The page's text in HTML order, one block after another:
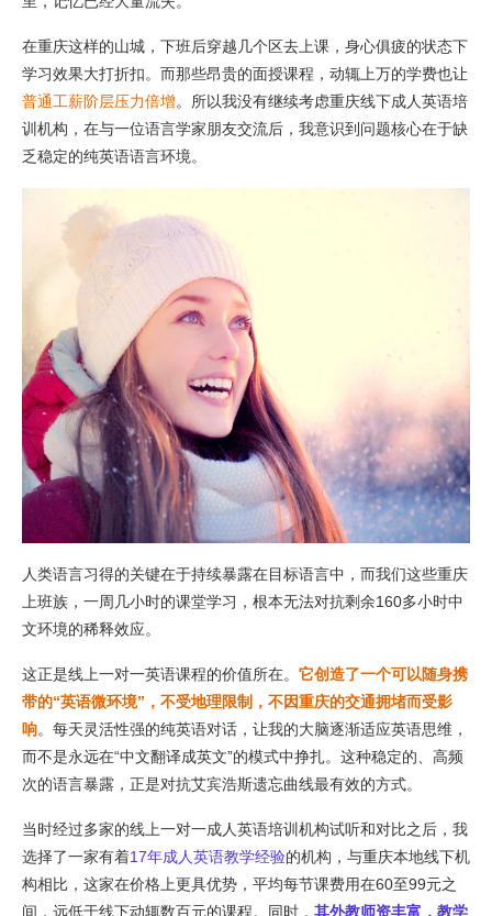
在重庆这样的山城，下班后穿越几个区去上课，身心俱疲的状态下
学习效果大打折扣。而那些昂贵的面授课程，动辄上万的学费也让
普通工薪阶层压力倍增。所以我没有继续考虑重庆线下成人英语培
训机构，在与一位语言学家朋友交流后，我意识到问题核心在于缺
乏稳定的纯英语语言环境。
人类语言习得的关键在于持续暴露在目标语言中，而我们这些重庆
上班族，一周几小时的课堂学习，根本无法对抗剩余160多小时中
文环境的稀释效应。
这正是线上一对一英语课程的价值所在。 它创造了一个可以随身携
带的“英语微环境”，不受地理限制，不因重庆的交通拥堵而受影
响。每天灵活性强的纯英语对话，让我的大脑逐渐适应英语思维，
而不是永远在“中文翻译成英文”的模式中挣扎。这种稳定的、高频
次的语言暴露，正是对抗艾宾浩斯遗忘曲线最有效的方式。
当时经过多家的线上一对一成人英语培训机构试听和对比之后，我
选择了一家有着17年成人英语教学经验的机构，与重庆本地线下机
构相比，这家在价格上更具优势，平均每节课费用在60至99元之
间，远低于线下动辄数百元的课程。同时， 其外教师资丰富，教学